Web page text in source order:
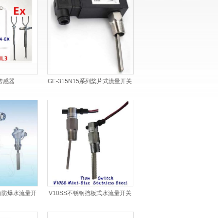
感器 GE-315N15系列桨片式流量开关
爆水流量开 V10SS不锈钢挡板式水流量开关